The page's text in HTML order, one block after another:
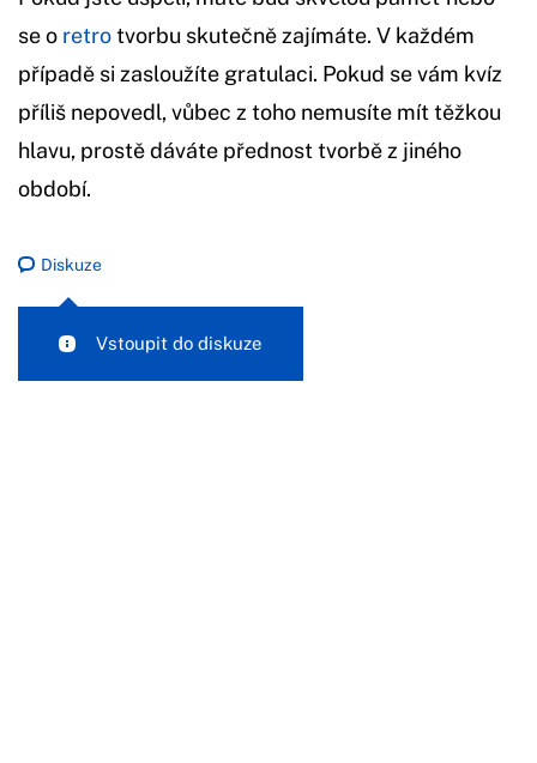
se o retrotvorbu skutečně zajímáte. V každém
případě si zasloužíte gratulaci. Pokud se vám kvíz
příliš nepovedl, vůbec z toho nemusíte mít těžkou
hlavu, prostě dáváte přednost tvorbě z jiného
období.
Diskuze
Vstoupit do diskuze